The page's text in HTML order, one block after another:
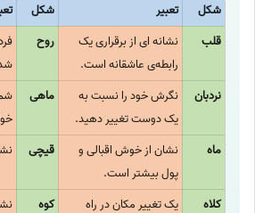
شکل تعبیر شکل
قلب
نشانه ای از برقراری یک
رابطه‌ی عاشقانه است.
روح
نردبان
نگرش خود را نسبت به
یک دوست تغییر دهید.
ماهی
ماه
نشان از خوش اقبالی و
پول بیشتر است.
قیچی
کلاه
یک تغییر مکان در راه
کوه